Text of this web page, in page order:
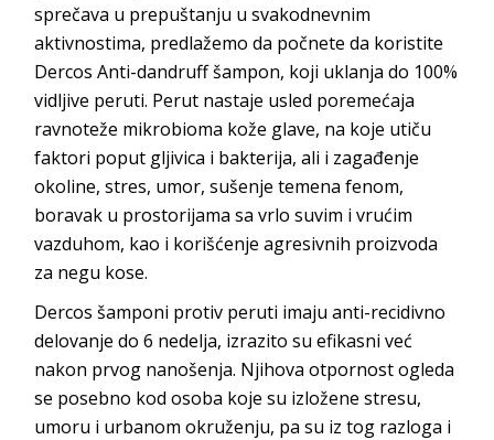
sprečava u prepuštanju u svakodnevnim
aktivnostima, predlažemo da počnete da koristite
Dercos Anti-dandruff šampon, koji uklanja do 100%
vidljive peruti. Perut nastaje usled poremećaja
ravnoteže mikrobioma kože glave, na koje utiču
faktori poput gljivica i bakterija, ali i zagađenje
okoline, stres, umor, sušenje temena fenom,
boravak u prostorijama sa vrlo suvim i vrućim
vazduhom, kao i korišćenje agresivnih proizvoda
za negu kose.
Dercos šamponi protiv peruti imaju anti-recidivno
delovanje do 6 nedelja, izrazito su efikasni već
nakon prvog nanošenja. Njihova otpornost ogleda
se posebno kod osoba koje su izložene stresu,
umoru i urbanom okruženju, pa su iz tog razloga i